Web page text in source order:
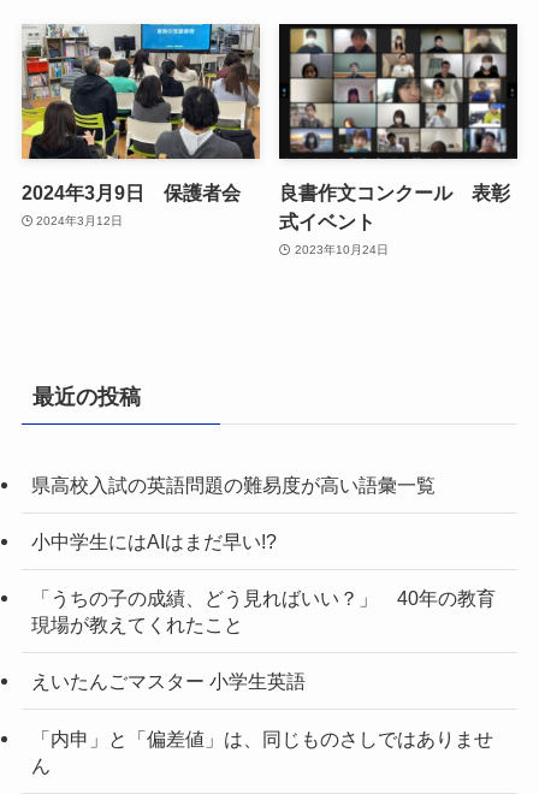
2024年3月9日 保護者会
2024年3月12日
良書作文コンクール 表彰
式イベント
2023年10月24日
最近の投稿
県高校入試の英語問題の難易度が高い語彙一覧
小中学生にはAIはまだ早い!?
「うちの子の成績、どう見ればいい？」 40年の教育
現場が教えてくれたこと
えいたんごマスター 小学生英語
「内申」と「偏差値」は、同じものさしではありませ
ん